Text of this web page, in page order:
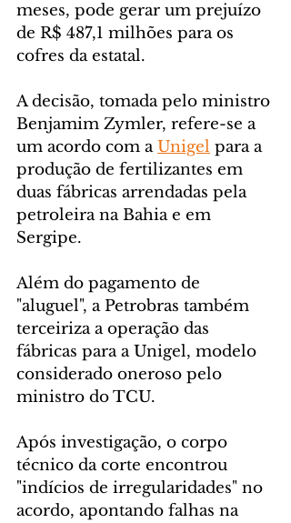
meses, pode gerar um prejuízo
de R$ 487,1 milhões para os
cofres da estatal.
A decisão, tomada pelo ministro
Benjamim Zymler, refere-se a
um acordo com a Unigel para a
produção de fertilizantes em
duas fábricas arrendadas pela
petroleira na Bahia e em
Sergipe.
Além do pagamento de
"aluguel", a Petrobras também
terceiriza a operação das
fábricas para a Unigel, modelo
considerado oneroso pelo
ministro do TCU.
Após investigação, o corpo
técnico da corte encontrou
"indícios de irregularidades" no
acordo, apontando falhas na